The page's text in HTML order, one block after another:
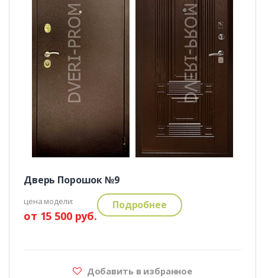
Дверь Порошок №9
цена модели:
от 15 500 руб.
Подробнее
Добавить в избранное